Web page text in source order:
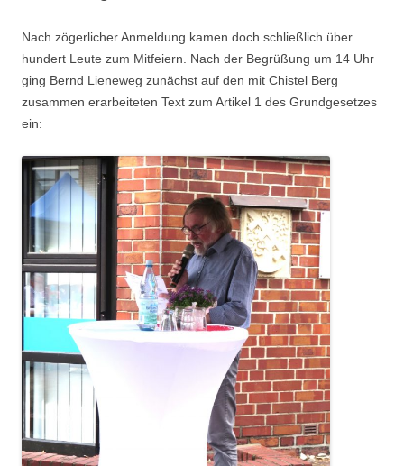
Nach zögerlicher Anmeldung kamen doch schließlich über
hundert Leute zum Mitfeiern. Nach der Begrüßung um 14 Uhr
ging Bernd Lieneweg zunächst auf den mit Chistel Berg
zusammen erarbeiteten Text zum Artikel 1 des Grundgesetzes
ein: